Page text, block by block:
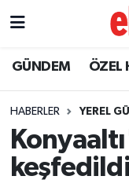
GÜNDEM ÖZEL
HABERLER YEREL
keşfedildi
ÖZEL HABER
YEREL
EKONOMİ
Nöbetçi
Trafik
Süper Lig